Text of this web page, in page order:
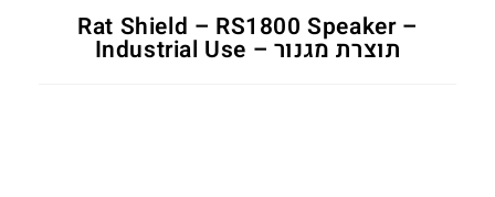
Rat Shield – RS1800 Speaker –
Industrial Use – תוצרת מגנור